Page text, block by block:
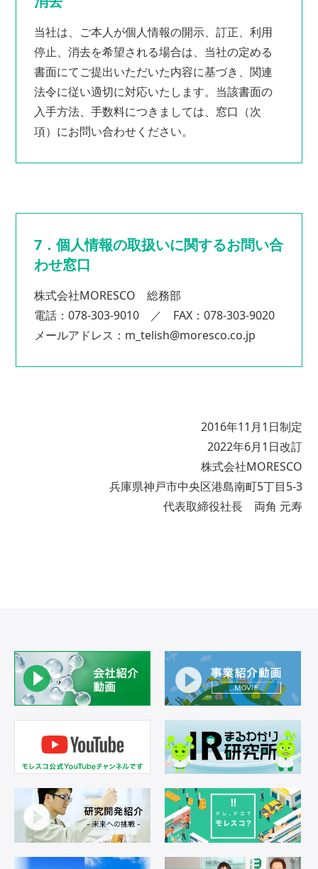
当社は、ご本人が個人情報の開示、訂正、利用
停止、消去を希望される場合は、当社の定める
書面にてご提出いただいた内容に基づき、関連
法令に従い適切に対応いたします。当該書面の
入手方法、手数料につきましては、窓口（次
項）にお問い合わせください。
7．個人情報の取扱いに関するお問い合
わせ窓口
株式会社MORESCO 総務部
電話：078-303-9010 ／ FAX：078-303-9020
メールアドレス：m_telish@moresco.co.jp
2016年11月1日制定
2022年6月1日改訂
株式会社MORESCO
兵庫県神戸市中央区港島南町5丁目5-3
代表取締役社長 両角 元寿